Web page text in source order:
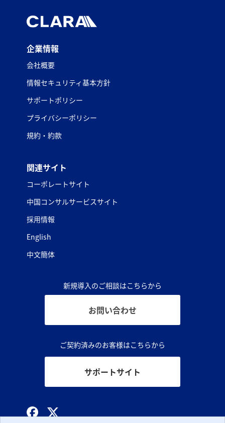
企業情報
会社概要
情報セキュリティ基本方針
サポートポリシー
プライバシーポリシー
規約・約款
関連サイト
コーポレートサイト
中国コンサルサービスサイト
採用情報
English
中文簡体
新規導入のご相談はこちらから
お問い合わせ
ご契約済みのお客様はこちらから
サポートサイト